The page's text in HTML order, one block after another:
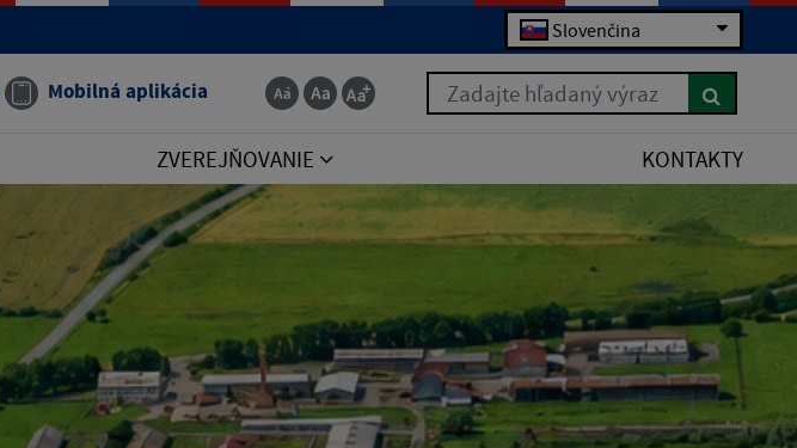
Slovenčina
Mobilná aplikácia Zadajte hľadaný výraz
ZVEREJŇOVANIE KONTAKTY